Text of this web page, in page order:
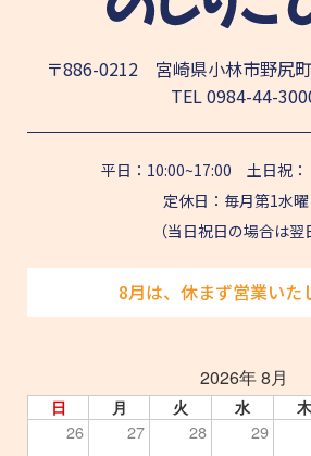
〒886-0212 宮崎県小林市野尻
TEL0984-44-
平日：10:00~17:00 土日祝：
定休日：毎月第1水曜
（当日祝日の場合は翌
8月は、休まず営業いた
2026年 8月
日 月 火 水 木
26 27 28 29